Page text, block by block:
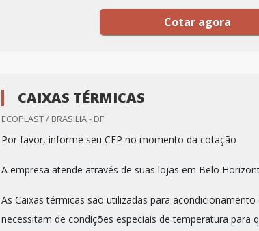
Cotar agora
CAIXAS TÉRMICAS
ECOPLAST / BRASILIA - DF
Por favor, informe seu CEP no momento da cotação
A empresa atende através de suas lojas em Belo
As Caixas térmicas são utilizadas para
necessitam de condições especiais de temperatura para